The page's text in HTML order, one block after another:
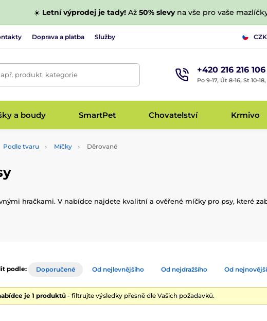
☀️ Letní výprodej je tady!Až 50% slevyna vše pro vaše
Doprava a platba Služby CZK
produkt, kategorie +420 216 216 106
Po 9-17, Út 8-16, St 10-
a boudy SmartPet Chovatelství Krmivo
Podle tvaru Míčky Děrované
hračkami. V nabídce najdete kvalitní a ověřené míčky pro psy, které
podle: Doporučené Od nejlevnějšího Od nejdražšího Od
je 1 produktů - filtrujte výsledky přesně dle Vašich požadavků.